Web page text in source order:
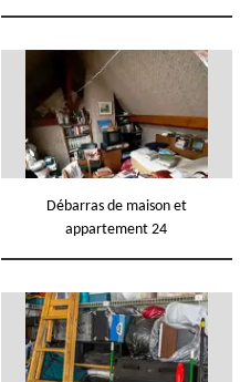
Débarras de maison et
appartement 24